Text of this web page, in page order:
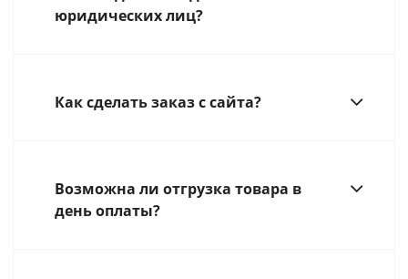
юридических лиц?
Как сделать заказ с сайта?
Возможна ли отгрузка товара в
день оплаты?